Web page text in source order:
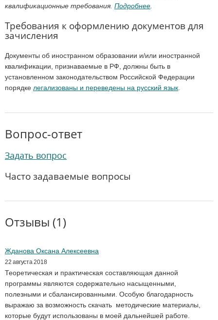
квалификационные требования. Подробнее.
Требования к оформлению документов для
зачисления
Документы об иностранном образовании и/или иностранной
квалификации, признаваемые в РФ, должны быть в
установленном законодательством Российской Федерации
порядке легализованы и переведены на русский язык.
Вопрос-ответ
Задать вопрос
Часто задаваемые вопросы
Отзывы (1)
Жданова Оксана Алексеевна
22 августа 2018
Теоретическая и практическая составляющая данной
программы являются содержательно насыщенными,
полезными и сбалансированными. Особую благодарность
выражаю за возможность скачать методические материалы,
которые будут использованы в моей дальнейшей работе.